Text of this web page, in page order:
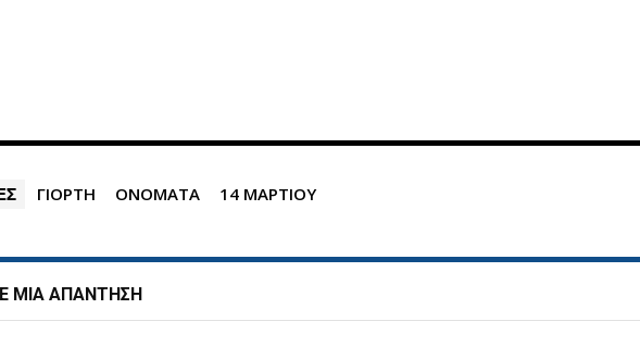
ΓΙΟΡΤΗ ΟΝΟΜΑΤΑ 14 ΜΑΡΤΙΟΥ
ΜΙΑ ΑΠΑΝΤΗΣΗ